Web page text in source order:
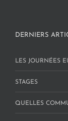
DERNIERS
LES JOURNÉES
STAGES
QUELLES